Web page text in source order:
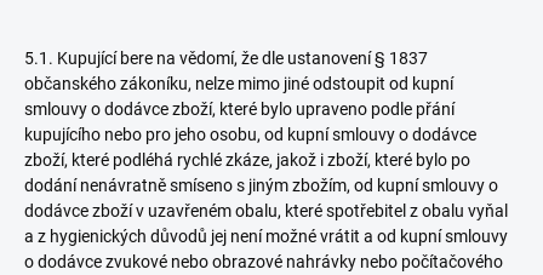
5.1. Kupující bere na vědomí, že dle ustanovení § 1837
občanského zákoníku, nelze mimo jiné odstoupit od kupní
smlouvy o dodávce zboží, které bylo upraveno podle přání
kupujícího nebo pro jeho osobu, od kupní smlouvy o dodávce
zboží, které podléhá rychlé zkáze, jakož i zboží, které bylo po
dodání nenávratně smíseno s jiným zbožím, od kupní smlouvy o
dodávce zboží v uzavřeném obalu, které spotřebitel z obalu vyňal
a z hygienických důvodů jej není možné vrátit a od kupní smlouvy
o dodávce zvukové nebo obrazové nahrávky nebo počítačového